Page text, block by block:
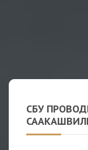
СБУ